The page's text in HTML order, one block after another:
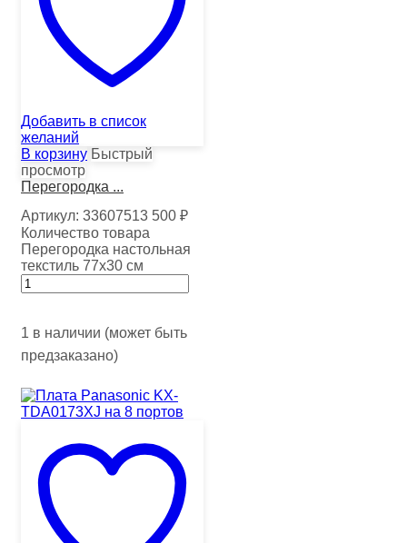
Добавить в список
желаний
В корзину Быстрый
просмотр
Перегородка ...
Артикул: 33607513 500 ₽
Количество товара
Перегородка настольная
текстиль 77х30 см
1 в наличии (может быть
предзаказано)